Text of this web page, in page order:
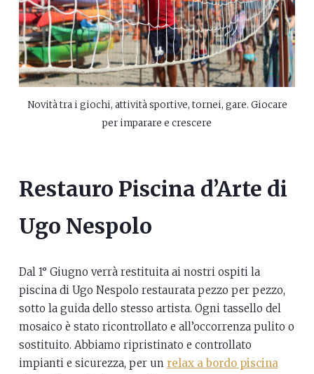
Novità tra i giochi, attività sportive, tornei, gare. Giocare
per imparare e crescere
Restauro Piscina d’Arte di
Ugo Nespolo
Dal 1° Giugno verrà restituita ai nostri ospiti la
piscina di Ugo Nespolo restaurata pezzo per pezzo,
sotto la guida dello stesso artista. Ogni tassello del
mosaico è stato ricontrollato e all’occorrenza pulito o
sostituito. Abbiamo ripristinato e controllato
impianti e sicurezza, per un relax a bordo piscina